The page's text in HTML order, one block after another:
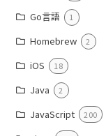
Go言語 1
Homebrew 2
iOS 18
Java 2
JavaScript 200